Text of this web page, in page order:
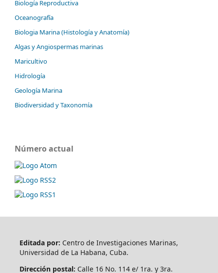
Biología Reproductiva
Oceanografía
Biologia Marina (Histología y Anatomía)
Algas y Angiospermas marinas
Maricultivo
Hidrología
Geología Marina
Biodiversidad y Taxonomía
Número actual
Editada por: Centro de Investigaciones Marinas,
Universidad de La Habana, Cuba.
Dirección postal: Calle 16 No. 114 e/ 1ra. y 3ra.